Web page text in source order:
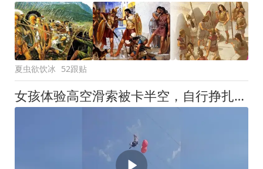
夏虫欲饮冰 52跟贴
女孩体验高空滑索被卡半空，自行挣扎后顺利抵达终点，景区回应